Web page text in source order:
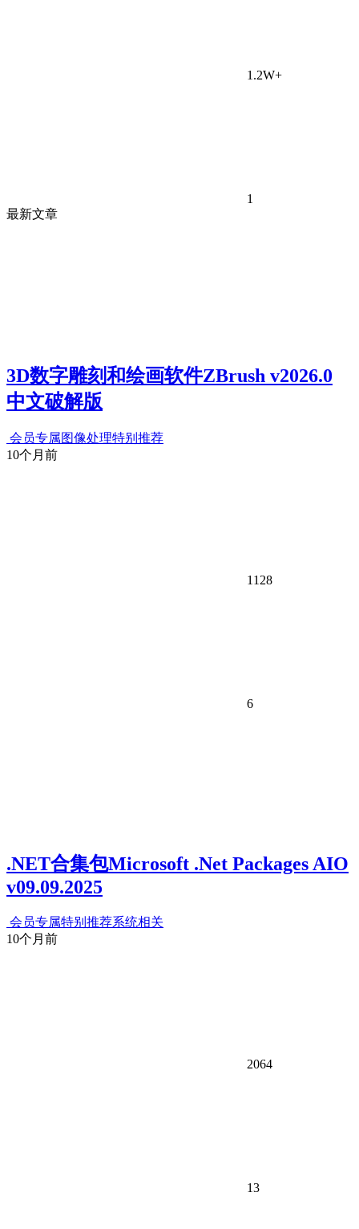
1.2W+
1
最新文章
3D数字雕刻和绘画软件ZBrush v2026.0
中文破解版
会员专属图像处理特别推荐
10个月前
1128
6
.NET合集包Microsoft .Net Packages AIO
v09.09.2025
会员专属特别推荐系统相关
10个月前
2064
13